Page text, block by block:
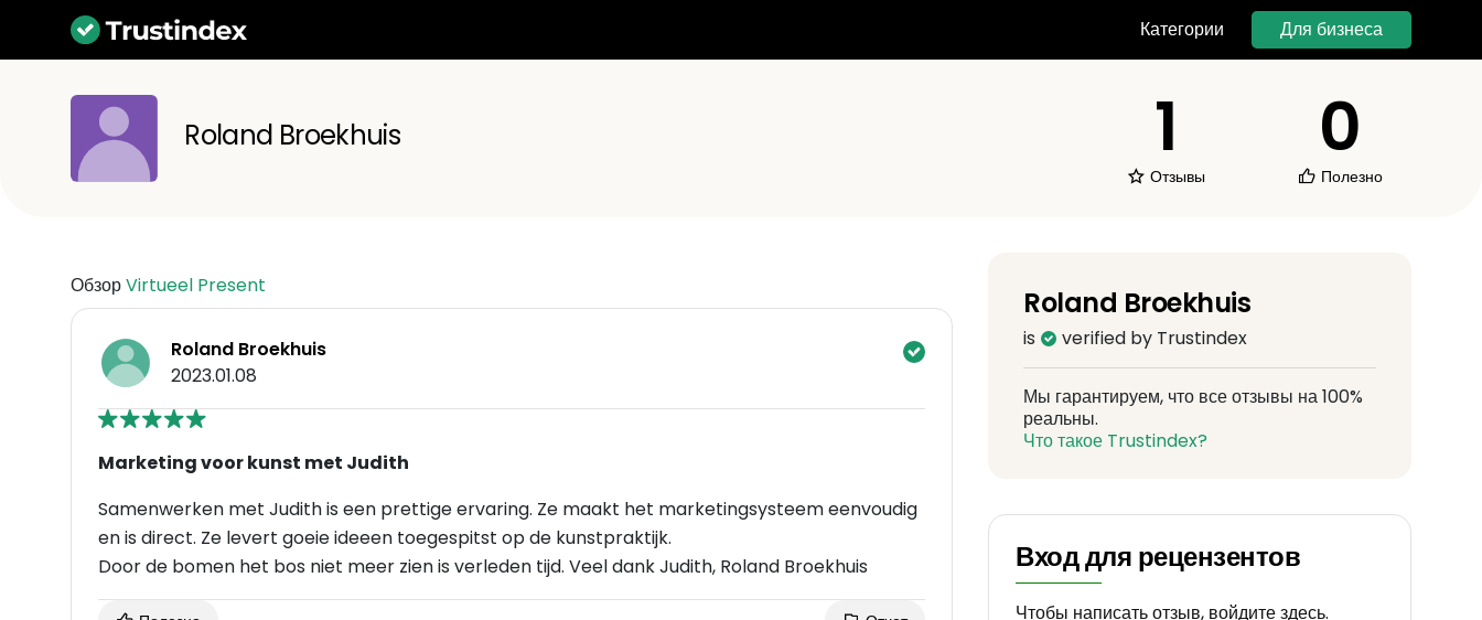
Категории Для бизнеса
Roland Broekhuis 1
Отзывы
0
Полезно
ОбзорVirtueel Present
Roland Broekhuis
2023.01.08
Marketing voor kunst met Judith
Samenwerken met Judith is een prettige ervaring. Ze maakt het marketingsysteem eenvoudig
en is direct. Ze levert goeie ideeen toegespitst op de kunstpraktijk.
Door de bomen het bos niet meer zien is verleden tijd. Veel dank Judith, Roland Broekhuis
Roland Broekhuis
is verified by Trustindex
Мы гарантируем, что все отзывы на 100%
реальны.
Что такое Trustindex?
Вход для рецензентов
Чтобы написать отзыв, войдите здесь.